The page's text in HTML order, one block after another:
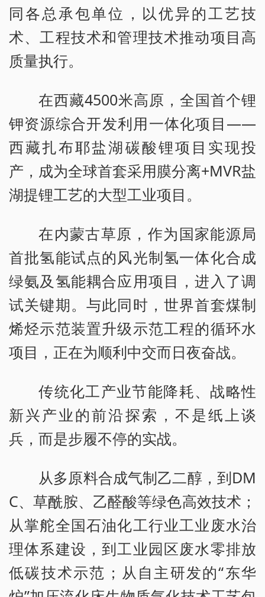
同各总承包单位，以优异的工艺技
术、工程技术和管理技术推动项目高
质量执行。
在西藏4500米高原，全国首个锂
钾资源综合开发利用一体化项目——
西藏扎布耶盐湖碳酸锂项目实现投
产，成为全球首套采用膜分离+MVR盐
湖提锂工艺的大型工业项目。
在内蒙古草原，作为国家能源局
首批氢能试点的风光制氢一体化合成
绿氨及氢能耦合应用项目，进入了调
试关键期。与此同时，世界首套煤制
烯烃示范装置升级示范工程的循环水
项目，正在为顺利中交而日夜奋战。
传统化工产业节能降耗、战略性
新兴产业的前沿探索，不是纸上谈
兵，而是步履不停的实战。
从多原料合成气制乙二醇，到DM
C、草酰胺、乙醛酸等绿色高效技术；
从掌舵全国石油化工行业工业废水治
理体系建设，到工业园区废水零排放
低碳技术示范；从自主研发的“东华